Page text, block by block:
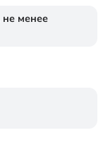
не менее